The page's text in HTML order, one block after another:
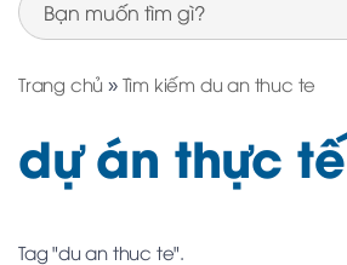
Trang chủ » Tìm kiếm du an thuc te
dự án thực tế
Tag "du an thuc te".